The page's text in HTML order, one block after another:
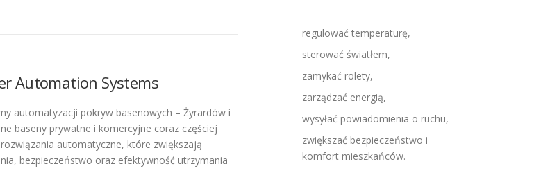
Automation Systems
automatyzacji pokryw basenowych – Żyrardów i
baseny prywatne i komercyjne coraz częściej
automatyczne, które zwiększają
bezpieczeństwo oraz efektywność utrzymania
regulować temperaturę,
sterować światłem,
zamykać rolety,
zarządzać energią,
wysyłać powiadomienia o ruchu,
zwiększać bezpieczeństwo i
komfort mieszkańców.